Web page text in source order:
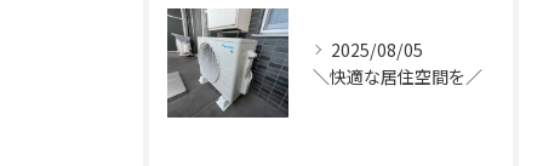
2025/08/05
＼快適な居住空間を／